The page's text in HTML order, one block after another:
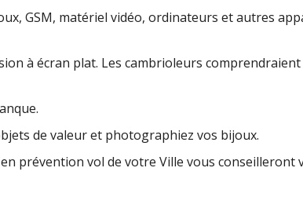
GSM, matériel vidéo, ordinateurs et autres
à écran plat. Les cambrioleurs comprendraient
de valeur et photographiez vos bijoux.
prévention vol de votre Ville vous conseilleront